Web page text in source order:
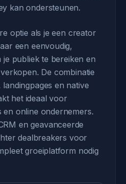
kan ondersteunen.
optie als je een creator
een eenvoudig,
publiek te bereiken en
De combinatie
en native
het ideaal voor
en online ondernemers.
en geavanceerde
dealbreakers voor
groeiplatform nodig